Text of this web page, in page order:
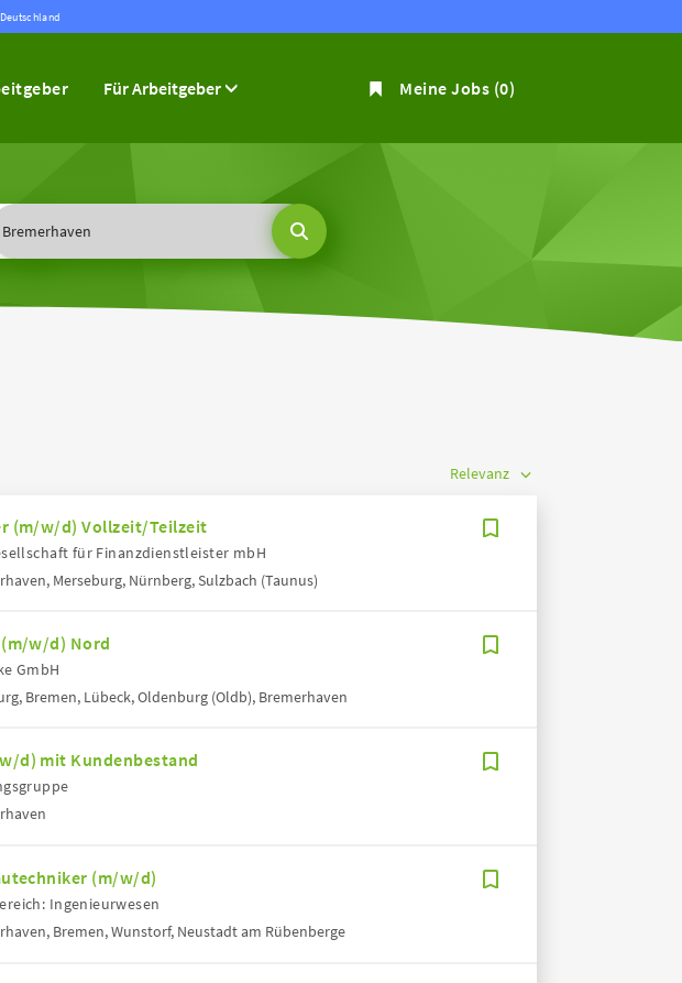
Für Arbeitgeber Meine Jobs (0)
(m/w/d) Vollzeit/Teilzeit
für Finanzdienstleister mbH
Merseburg, Nürnberg, Sulzbach (Taunus)
w/d) Nord
GmbH
Bremen, Lübeck, Oldenburg (Oldb), Bremerhaven
d) mit Kundenbestand
(m/w/d)
Ingenieurwesen
Bremen, Wunstorf, Neustadt am Rübenberge